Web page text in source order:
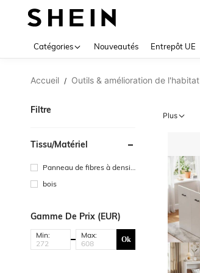
Catégories Nouveautés Entrepôt UE
Accueil / Outils & amélioration de l'habitat
Filtre
Tissu/matériel
Panneau de fibres à densit
bois
Gamme De Prix (EUR)
Min: Max: Ok
Plus